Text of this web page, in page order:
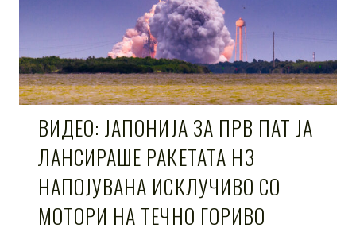
ВИДЕО: ЈАПОНИЈА ЗА ПРВ ПАТ ЈА
ЛАНСИРАШЕ РАКЕТАТА H3
НАПОЈУВАНА ИСКЛУЧИВО СО
МОТОРИ НА ТЕЧНО ГОРИВО